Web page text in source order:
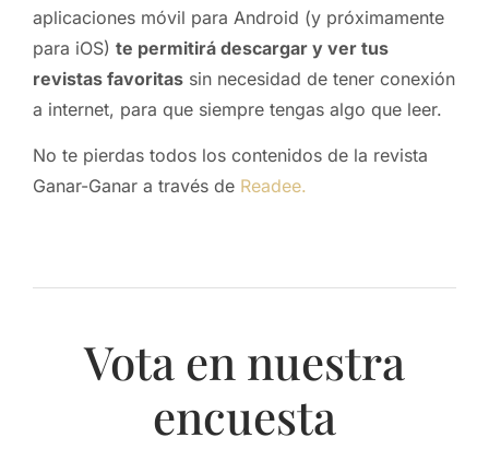
aplicaciones móvil para Android (y próximamente
para iOS) te permitirá descargar y ver tus
revistas favoritas sin necesidad de tener conexión
a internet, para que siempre tengas algo que leer.
No te pierdas todos los contenidos de la revista
Ganar-Ganar a través de Readee.
Vota en nuestra
encuesta